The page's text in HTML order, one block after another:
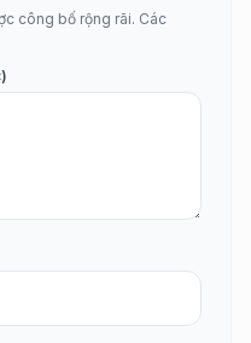
công bố rộng rãi. Các